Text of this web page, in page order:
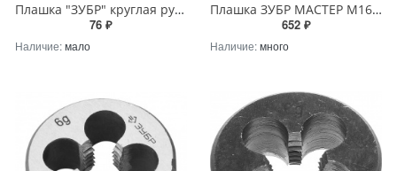
Плашка "ЗУБР" круглая ручная М3x0.5мм сталь 9ХС
76 ₽
Наличие:мало
Плашка ЗУБР МАСТЕР М16x2,0мм круглая ручная для нарезания метрической резьбы
652 ₽
Наличие:много